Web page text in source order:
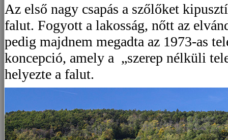
Az első nagy csapás a szőlőket
falut. Fogyott a lakosság, nőtt az
pedig majdnem megadta az 1973-as
koncepció, amely a „szerep nélküli
helyezte a falut.